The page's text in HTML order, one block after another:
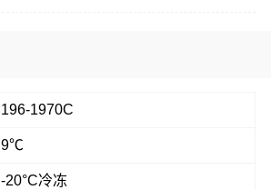
196-1970C
9℃
-20°C冷冻